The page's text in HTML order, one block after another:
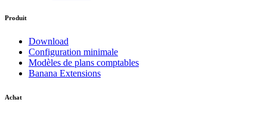
Produit
Download
Configuration minimale
Modèles de plans comptables
Banana Extensions
Achat